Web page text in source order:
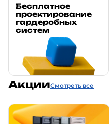
Бесплатное
проектирование
гардеробных
систем
АкцииСмотреть все